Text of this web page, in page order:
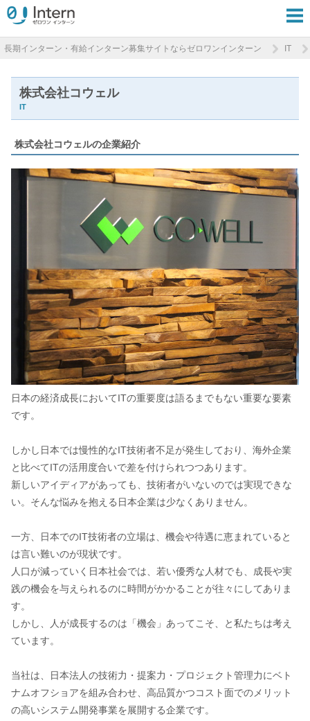
長期インターン・有給インターン募集サイトならゼロワンインターン IT
株式会社コウェル
IT
株式会社コウェルの企業紹介
日本の経済成長においてITの重要度は語るまでもない重要な要素
です。
しかし日本では慢性的なIT技術者不足が発生しており、海外企業
と比べてITの活用度合いで差を付けられつつあります。
新しいアイディアがあっても、技術者がいないのでは実現できな
い。そんな悩みを抱える日本企業は少なくありません。
一方、日本でのIT技術者の立場は、機会や待遇に恵まれていると
は言い難いのが現状です。
人口が減っていく日本社会では、若い優秀な人材でも、成長や実
践の機会を与えられるのに時間がかかることが往々にしてありま
す。
しかし、人が成長するのは「機会」あってこそ、と私たちは考え
ています。
当社は、日本法人の技術力・提案力・プロジェクト管理力にベト
ナムオフショアを組み合わせ、高品質かつコスト面でのメリット
の高いシステム開発事業を展開する企業です。